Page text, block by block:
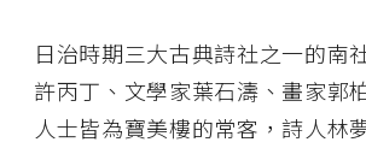
日治時期三大古典詩社之一的南
許丙丁、文學家葉石濤、畫家郭
人士皆為寶美樓的常客，詩人林